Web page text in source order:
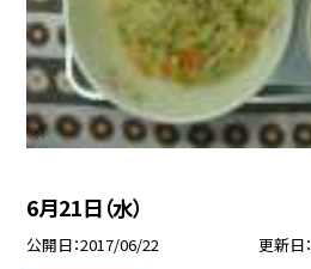
6月21日（水）
公開日 2017/06/22 更新日